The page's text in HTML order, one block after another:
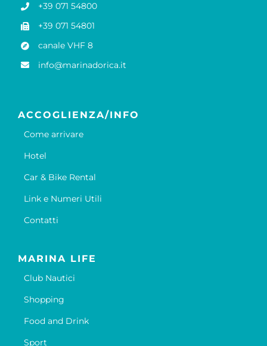
+39 071 54800
+39 071 54801
canale VHF 8
info@marinadorica.it
ACCOGLIENZA/INFO
Come arrivare
Hotel
Car & Bike Rental
Link e Numeri Utili
Contatti
MARINA LIFE
Club Nautici
Shopping
Food and Drink
Sport